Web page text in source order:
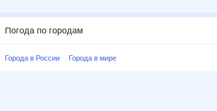
Погода по городам
Города в России Города в мире